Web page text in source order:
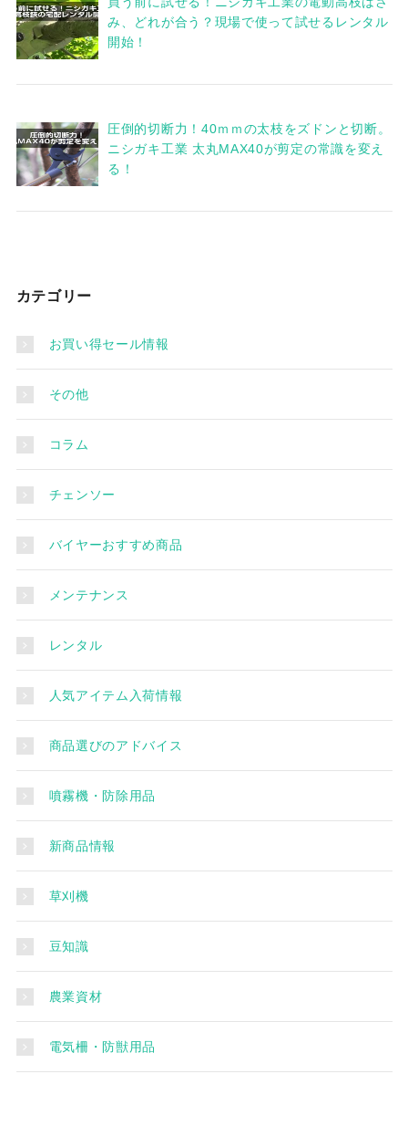
み、どれが合う？現場で使って試せるレンタル
開始！
圧倒的切断力！40ｍｍの太枝をズドンと切断。
ニシガキ工業 太丸MAX40が剪定の常識を変え
る！
カテゴリー
お買い得セール情報
その他
コラム
チェンソー
バイヤーおすすめ商品
メンテナンス
レンタル
人気アイテム入荷情報
商品選びのアドバイス
噴霧機・防除用品
新商品情報
草刈機
豆知識
農業資材
電気柵・防獣用品